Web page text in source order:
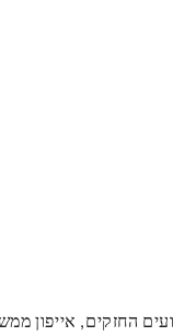
החזקים, אייפון